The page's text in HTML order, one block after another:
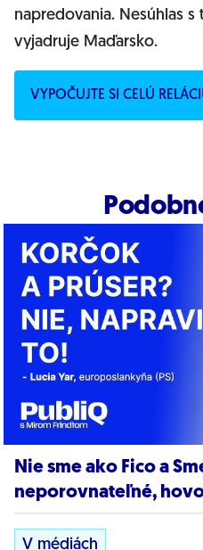
napredovania. Nesúhlas
vyjadruje Maďarsko.
VYPOČUJTE SI CELÚ
Nie sme ako Fico a
neporovnateľné,
V médiách